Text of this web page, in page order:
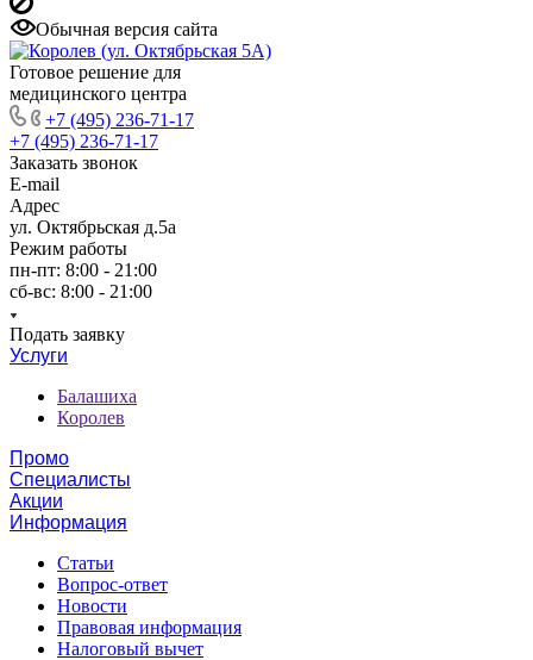
Обычная версия сайта
Готовое решение для
медицинского центра
+7 (495) 236-71-17
+7 (495) 236-71-17
Заказать звонок
E-mail
Адрес
ул. Октябрьская д.5а
Режим работы
пн-пт: 8:00 - 21:00
сб-вс: 8:00 - 21:00
Подать заявку
Услуги
Балашиха
Королев
Промо
Специалисты
Акции
Информация
Статьи
Вопрос-ответ
Новости
Правовая информация
Налоговый вычет